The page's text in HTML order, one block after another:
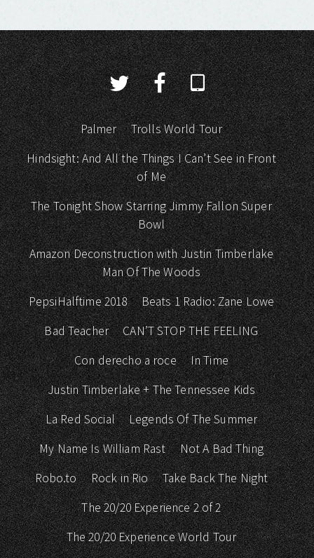
Palmer
Trolls World Tour
Hindsight: And All the Things I Can’t See in Front
of Me
The Tonight Show Starring Jimmy Fallon Super
Bowl
Amazon Deconstruction with Justin Timberlake
Man Of The Woods
PepsiHalftime 2018
Beats 1 Radio: Zane Lowe
Bad Teacher
CAN’T STOP THE FEELING
Con derecho a roce
In Time
Justin Timberlake + The Tennessee Kids
La Red Social
Legends Of The Summer
My Name Is William Rast
Not A Bad Thing
Robo.to
Rock in Rio
Take Back The Night
The 20/20 Experience 2 of 2
The 20/20 Experience World Tour